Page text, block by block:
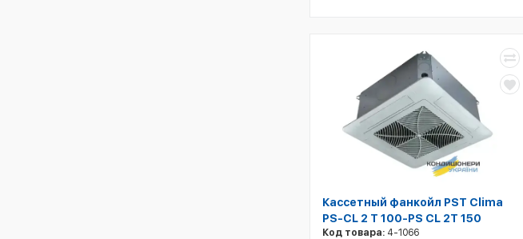
Кассетный фанкойл PST Clima
PS-CL 2 T 100-PS CL 2T 150
Код товара: 4-1066